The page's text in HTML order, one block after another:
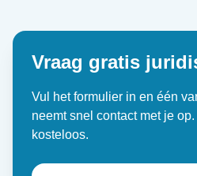
Vraag gratis
Vul het formulier in en één
neemt snel contact met je
kosteloos.